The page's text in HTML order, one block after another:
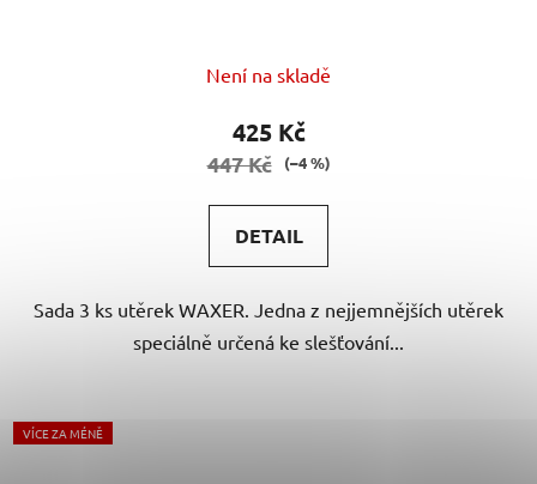
Není na skladě
425 Kč
447 Kč (–4 %)
DETAIL
Sada 3 ks utěrek WAXER. Jedna z nejjemnějších utěrek
speciálně určená ke slešťování...
VÍCE ZA MÉNĚ